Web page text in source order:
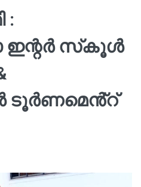
:
ഇന്റർ സ്‌കൂൾ
ടൂർണമെൻ്റ്